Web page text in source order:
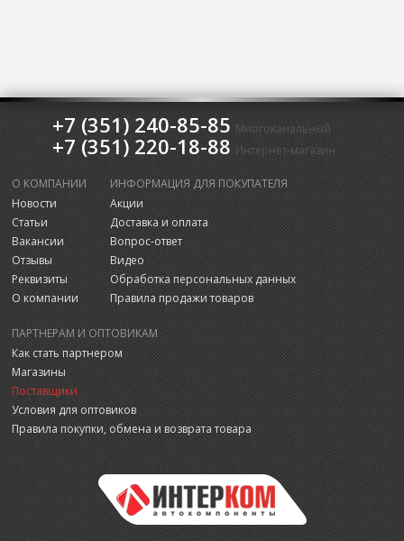
+7 (351) 240-85-85 Многоканальный
+7 (351) 220-18-88 Интернет-магазин
О КОМПАНИИ
Новости
Статьи
Вакансии
Отзывы
Реквизиты
О компании
ИНФОРМАЦИЯ ДЛЯ ПОКУПАТЕЛЯ
Акции
Доставка и оплата
Вопрос-ответ
Видео
Обработка персональных данных
Правила продажи товаров
ПАРТНЕРАМ И ОПТОВИКАМ
Как стать партнером
Магазины
Поставщики
Условия для оптовиков
Правила покупки, обмена и возврата товара